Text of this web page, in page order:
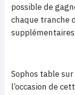
possible de
chaque tranche
Sophos table
l’occasion de